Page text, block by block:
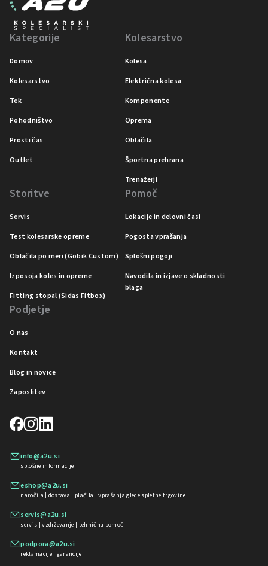
Kategorije
Domov
Kolesarstvo
Tek
Pohodništvo
Prosti čas
Outlet
Kolesarstvo
Kolesa
Električna kolesa
Komponente
Oprema
Oblačila
Športna prehrana
Trenažerji
Storitve
Servis
Test kolesarske opreme
Oblačila po meri (Gobik Custom)
Izposoja koles in opreme
Fitting stopal (Sidas Fitbox)
Pomoč
Lokacije in delovni časi
Pogosta vprašanja
Splošni pogoji
Navodila in izjave o skladnosti
blaga
Podjetje
O nas
Kontakt
Blog in novice
Zaposlitev
info@a2u.si
splošne informacije
eshop@a2u.si
naročila | dostava | plačila | vprašanja glede spletne trgovine
servis@a2u.si
servis | vzdrževanje | tehnična pomoč
podpora@a2u.si
reklamacije | garancije